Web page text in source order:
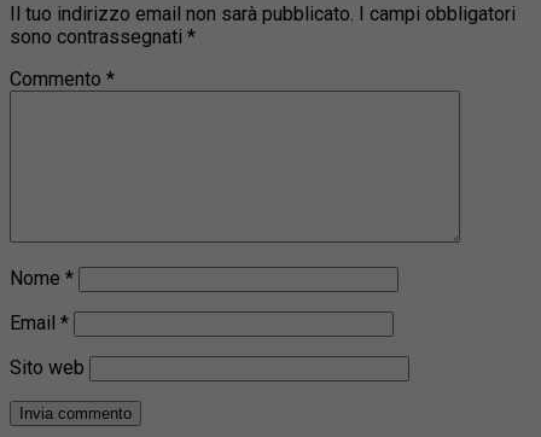
Il tuo indirizzo email non sarà pubblicato. I campi obbligatori
sono contrassegnati *
Commento *
Nome *
Email *
Sito web